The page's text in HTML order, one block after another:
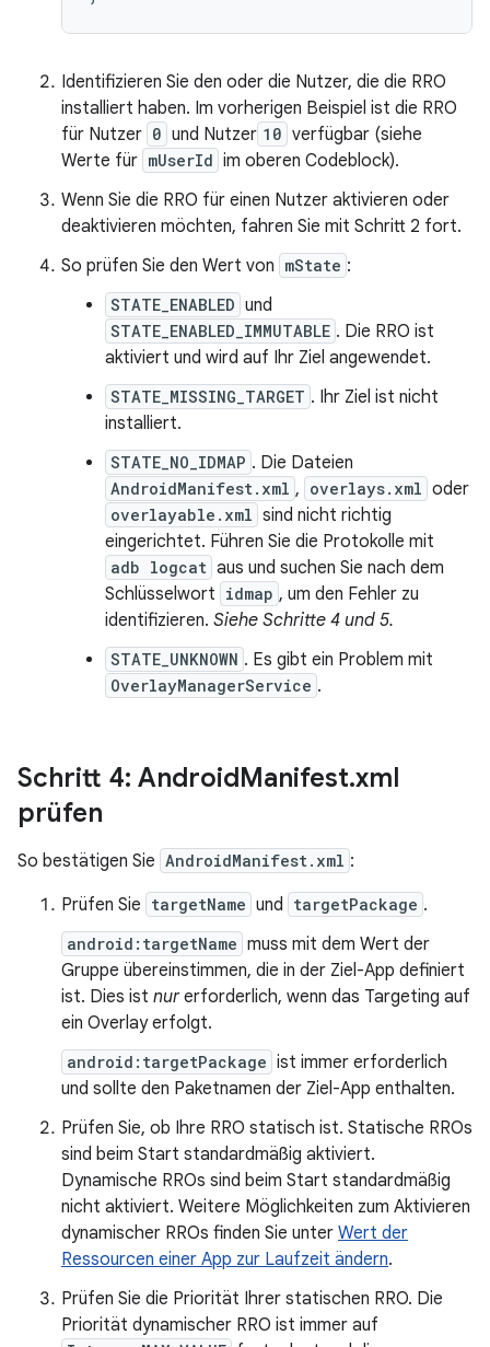
Identifizieren Sie den oder die Nutzer, die die RRO
installiert haben. Im vorherigen Beispiel ist die RRO
für Nutzer 0 und Nutzer 10 verfügbar (siehe
Werte für mUserId im oberen Codeblock).
Wenn Sie die RRO für einen Nutzer aktivieren oder
deaktivieren möchten, fahren Sie mit Schritt 2 fort.
So prüfen Sie den Wert von mState :
STATE_ENABLED und
STATE_ENABLED_IMMUTABLE . Die RRO ist
aktiviert und wird auf Ihr Ziel angewendet.
STATE_MISSING_TARGET . Ihr Ziel ist nicht
installiert.
STATE_NO_IDMAP . Die Dateien
AndroidManifest.xml , overlays.xml oder
overlayable.xml sind nicht richtig
eingerichtet. Führen Sie die Protokolle mit
adb logcat aus und suchen Sie nach dem
Schlüsselwort idmap , um den Fehler zu
identifizieren. Siehe Schritte 4 und 5.
STATE_UNKNOWN . Es gibt ein Problem mit
OverlayManagerService .
Schritt 4: AndroidManifest.xml
prüfen
So bestätigen Sie AndroidManifest.xml :
Prüfen Sie targetName und targetPackage .
android:targetName muss mit dem Wert der
Gruppe übereinstimmen, die in der Ziel-App definiert
ist. Dies ist nurerforderlich, wenn das Targeting auf
ein Overlay erfolgt.
android:targetPackage ist immer erforderlich
und sollte den Paketnamen der Ziel-App enthalten.
Prüfen Sie, ob Ihre RRO statisch ist. Statische RROs
sind beim Start standardmäßig aktiviert.
Dynamische RROs sind beim Start standardmäßig
nicht aktiviert. Weitere Möglichkeiten zum Aktivieren
dynamischer RROs finden Sie unter Wert der
Ressourcen einer App zur Laufzeit ändern.
Prüfen Sie die Priorität Ihrer statischen RRO. Die
Priorität dynamischer RRO ist immer auf